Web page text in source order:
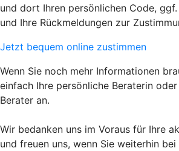
und dort Ihren persönlichen Code,
und Ihre Rückmeldungen zur
Jetzt bequem online zustimmen
Wenn Sie noch mehr Informationen
einfach Ihre persönliche Beraterin
Berater an.
Wir bedanken uns im Voraus für Ihre
und freuen uns, wenn Sie weiterhin bei